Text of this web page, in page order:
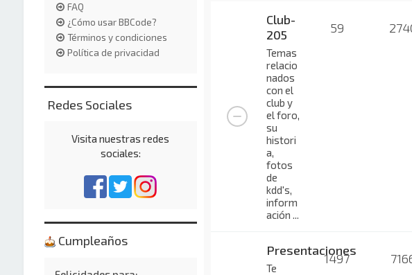
Club-
205
Temas
relacio
nados
con el
club y
el foro,
su
histori
a,
fotos
de
kdd's,
inform
ación ...
59
Presentaciones
Te
1497
FAQ
¿Cómo usar BBCode?
Términos y condiciones
Política de privacidad
Redes Sociales
Visita nuestras redes
sociales:
Cumpleaños